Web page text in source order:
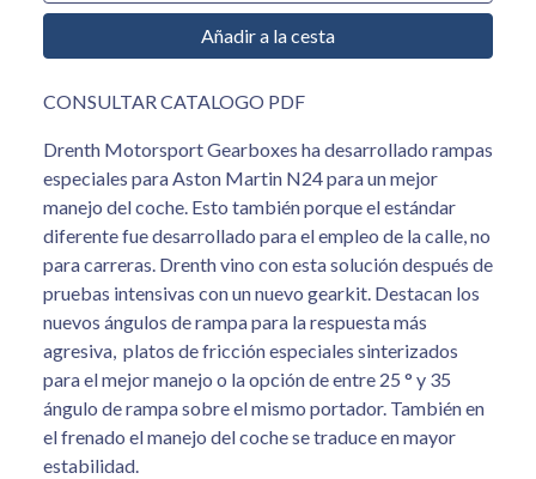
Añadir a la cesta
CONSULTAR CATALOGO PDF
Drenth Motorsport Gearboxes ha desarrollado rampas
especiales para Aston Martin N24 para un mejor
manejo del coche. Esto también porque el estándar
diferente fue desarrollado para el empleo de la calle, no
para carreras. Drenth vino con esta solución después de
pruebas intensivas con un nuevo gearkit. Destacan los
nuevos ángulos de rampa para la respuesta más
agresiva, platos de fricción especiales sinterizados
para el mejor manejo o la opción de entre 25 ° y 35
ángulo de rampa sobre el mismo portador. También en
el frenado el manejo del coche se traduce en mayor
estabilidad.